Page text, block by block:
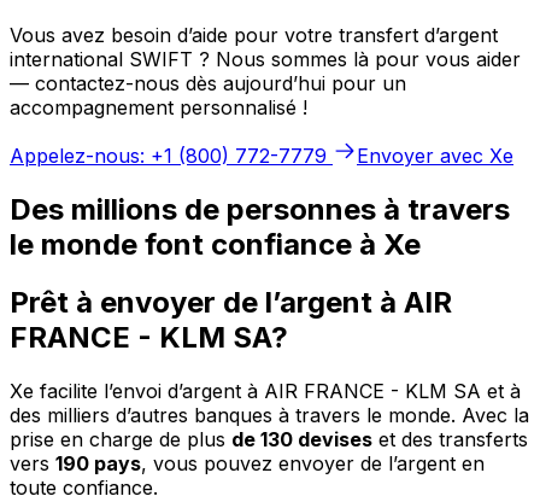
Vous avez besoin d’aide pour votre transfert d’argent
international SWIFT ? Nous sommes là pour vous aider
— contactez-nous dès aujourd’hui pour un
accompagnement personnalisé !
Appelez-nous: +1 (800) 772-7779
Envoyer avec Xe
Des millions de personnes à travers
le monde font confiance à Xe
Prêt à envoyer de l’argent à AIR
FRANCE - KLM SA?
Xe facilite l’envoi d’argent à AIR FRANCE - KLM SA et à
des milliers d’autres banques à travers le monde. Avec la
prise en charge de plus de 130 devises et des transferts
vers 190 pays, vous pouvez envoyer de l’argent en
toute confiance.